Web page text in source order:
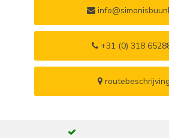
+31 (0) 318
routebeschrijving